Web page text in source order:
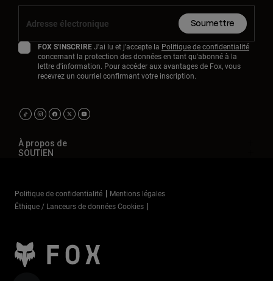
Soumettre
FOX S'INSCRIREJ'ai lu et j'accepte la Politique de confidentialité
concernant la protection des données en tant qu'abonné à la
lettre d'information. Pour accéder aux avantages de Fox, vous
recevrez un courriel confirmant votre inscription.
À propos de
SOUTIEN
Politique de confidentialité
Mentions légales
Éthique / Lanceurs de données Cookies